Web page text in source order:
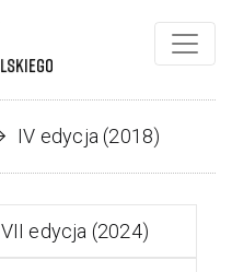
IV edycja (2018)
VII edycja (2024)